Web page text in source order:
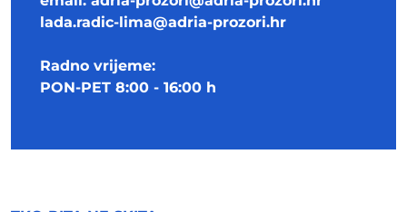
lada.radic-lima@adria-prozori.hr
Radno vrijeme:
PON-PET 8:00 - 16:00 h